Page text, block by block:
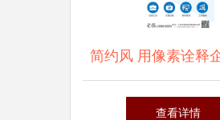
简约风 用像素诠释
新定义
查看详情